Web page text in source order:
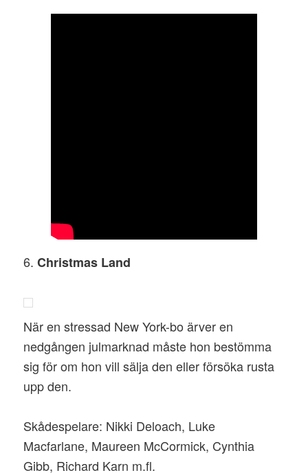
6.Christmas Land
När en stressad New York-bo ärver en
nedgången julmarknad måste hon bestömma
sig för om hon vill sälja den eller försöka rusta
upp den.
Skådespelare: Nikki Deloach, Luke
Macfarlane, Maureen McCormick, Cynthia
Gibb, Richard Karn m.fl.